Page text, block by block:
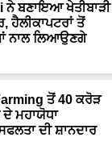
ਨੇ ਬਣਾਇਆ ਖੇਤੀਬਾੜੀ
ਹੈਲੀਕਾਪਟਰਾਂ ਤੋਂ
ਨਾਲ ਲਿਆਉਣਗੇ
ਤੋਂ 40 ਕਰੋੜ
ਦੇ ਮਹਾਯੋਧਾ
ਦੀ ਸ਼ਾਨਦਾਰ